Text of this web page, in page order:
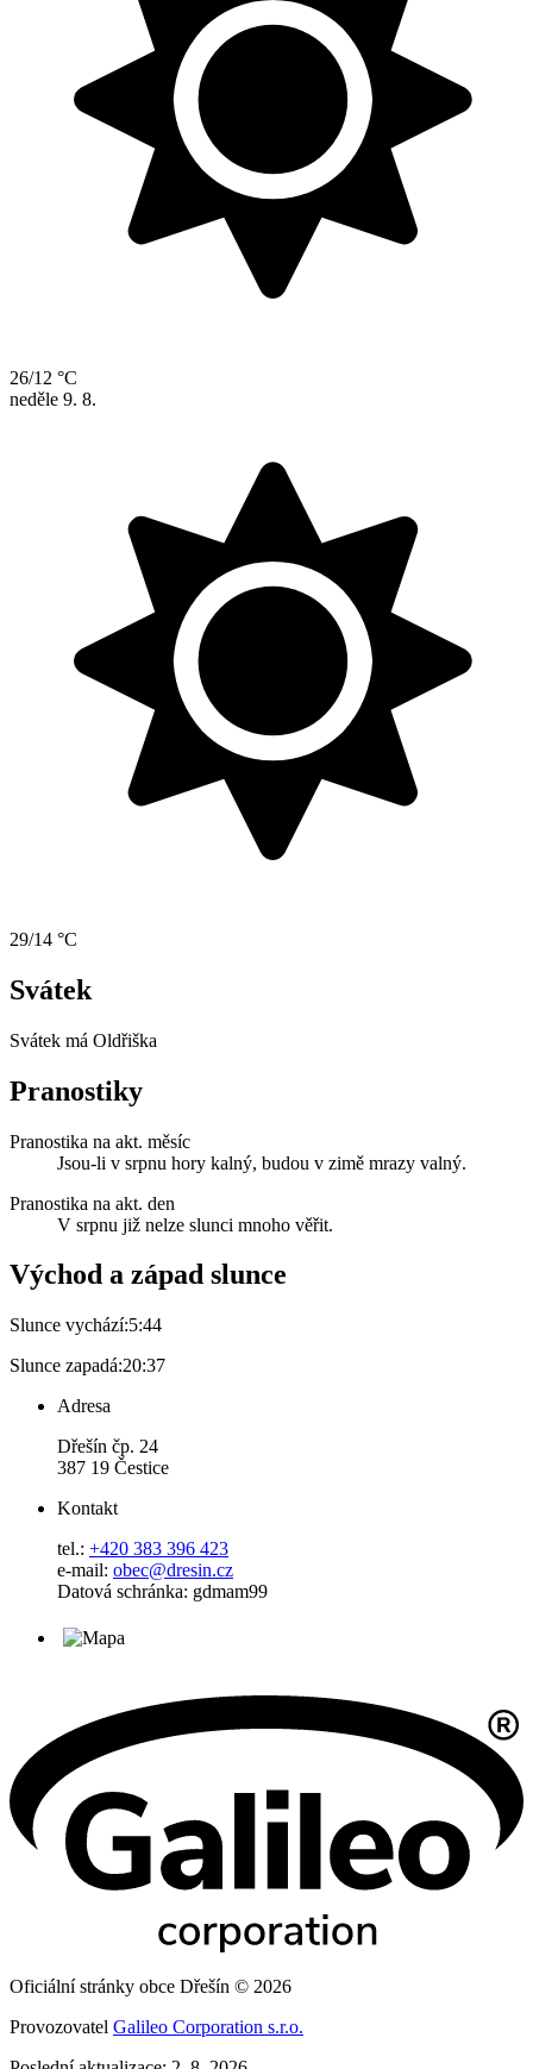
26/12 °C
neděle 9. 8.
29/14 °C
Svátek
Svátek má Oldřiška
Pranostiky
Pranostika na akt. měsíc
Jsou-li v srpnu hory kalný, budou v zimě mrazy valný.
Pranostika na akt. den
V srpnu již nelze slunci mnoho věřit.
Východ a západ slunce
Slunce vychází:5:44
Slunce zapadá:20:37
Adresa
Dřešín čp. 24
387 19 Čestice
Kontakt
tel.: +420 383 396 423
e-mail: obec@dresin.cz
Datová schránka: gdmam99
Oficiální stránky obce Dřešín © 2026
Provozovatel Galileo Corporation s.r.o.